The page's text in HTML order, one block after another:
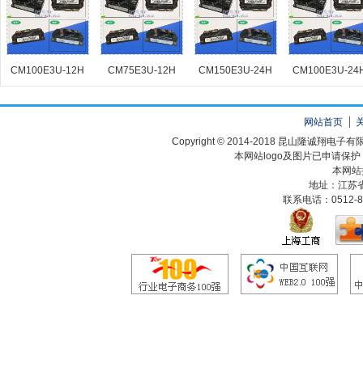
CM100E3U-12H CM75E3U-12H CM150E3U-24H CM100E3U-
网站首页
Copyright © 2014-2018 昆山隆诚翔电子有
本网站logo及图片已申请保
本网
地址：江
联系电话：0512-